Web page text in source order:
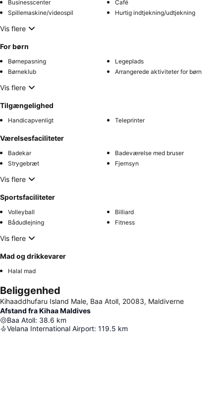
Businesscenter
Café
Spillemaskine/videospil
Hurtig indtjekning/udtjekning
Vis flere
For børn
Børnepasning
Legeplads
Børneklub
Arrangerede aktiviteter for børn
Vis flere
Tilgængelighed
Handicapvenligt Teleprinter
Værelsesfaciliteter
Badekar
Badeværelse med bruser
Strygebræt
Fjernsyn
Vis flere
Sportsfaciliteter
Volleyball
Billiard
Bådudlejning
Fitness
Vis flere
Mad og drikkevarer
Halal mad
Beliggenhed
Kihaaddhufaru Island Male, Baa Atoll, 20083, Maldiverne
Afstand fra Kihaa Maldives
Baa Atoll: 38.6 km
Velana International Airport: 119.5 km